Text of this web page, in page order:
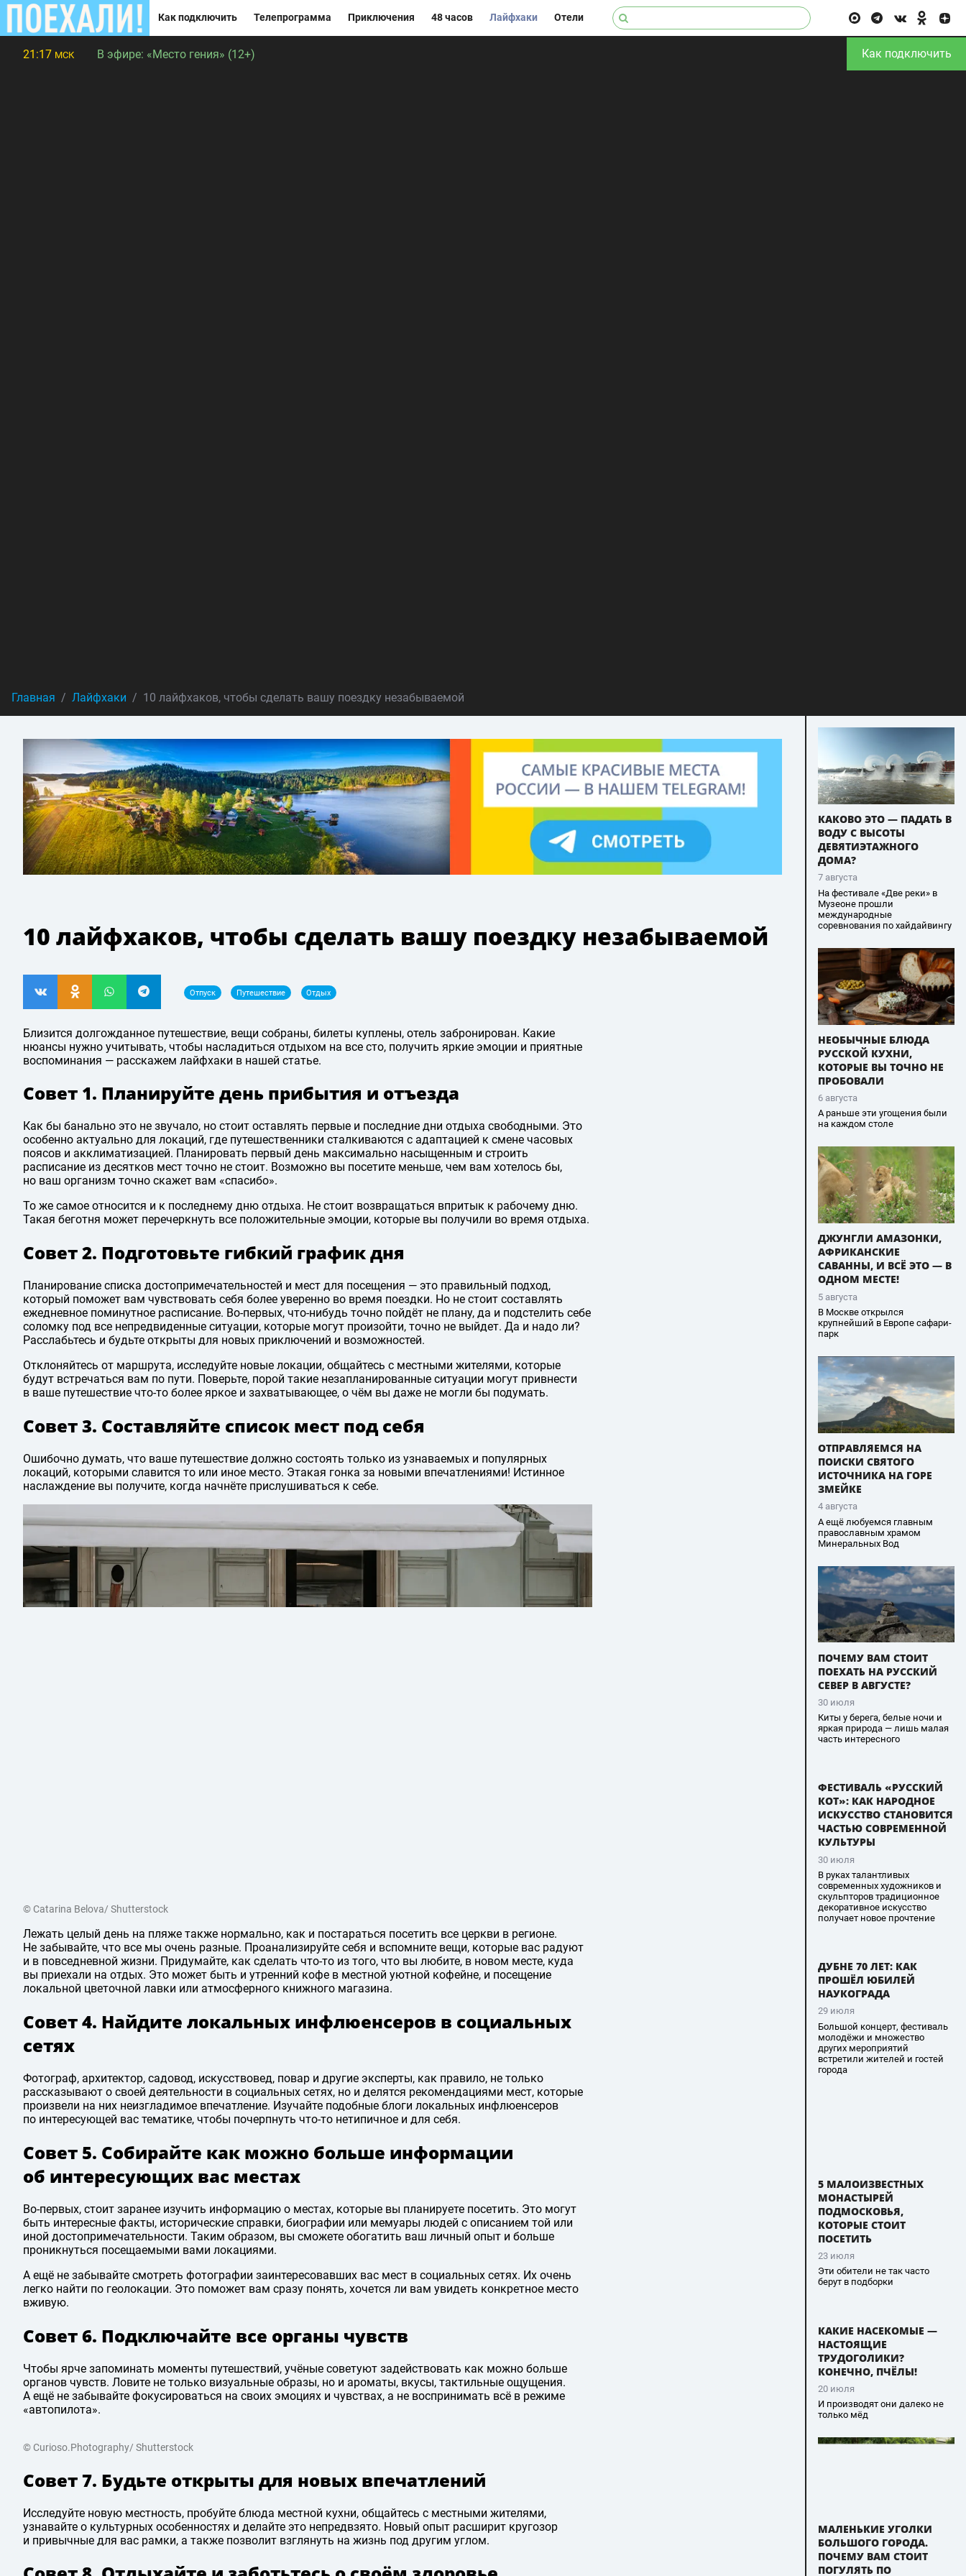
Как подключить Телепрограмма Приключения 48 часов Лайфхаки Отели
21:17 МСК В эфире: «Место гения» (12+) Как подключить
Главная Лайфхаки 10 лайфхаков, чтобы сделать вашу поездку незабываемой
10 лайфхаков, чтобы сделать вашу поездку незабываемой
Отпуск Путешествие Отдых
Близится долгожданное путешествие, вещи собраны, билеты куплены, отель забронирован. Какие
нюансы нужно учитывать, чтобы насладиться отдыхом на все сто, получить яркие эмоции и приятные
воспоминания — расскажем лайфхаки в нашей статье.
Совет 1. Планируйте день прибытия и отъезда
Как бы банально это не звучало, но стоит оставлять первые и последние дни отдыха свободными. Это
особенно актуально для локаций, где путешественники сталкиваются с адаптацией к смене часовых
поясов и акклиматизацией. Планировать первый день максимально насыщенным и строить
расписание из десятков мест точно не стоит. Возможно вы посетите меньше, чем вам хотелось бы,
но ваш организм точно скажет вам «спасибо».
То же самое относится и к последнему дню отдыха. Не стоит возвращаться впритык к рабочему дню.
Такая беготня может перечеркнуть все положительные эмоции, которые вы получили во время отдыха.
Совет 2. Подготовьте гибкий график дня
Планирование списка достопримечательностей и мест для посещения — это правильный подход,
который поможет вам чувствовать себя более уверенно во время поездки. Но не стоит составлять
ежедневное поминутное расписание. Во-первых, что-нибудь точно пойдёт не плану, да и подстелить себе
соломку под все непредвиденные ситуации, которые могут произойти, точно не выйдет. Да и надо ли?
Расслабьтесь и будьте открыты для новых приключений и возможностей.
Отклоняйтесь от маршрута, исследуйте новые локации, общайтесь с местными жителями, которые
будут встречаться вам по пути. Поверьте, порой такие незапланированные ситуации могут привнести
в ваше путешествие что-то более яркое и захватывающее, о чём вы даже не могли бы подумать.
Совет 3. Составляйте список мест под себя
Ошибочно думать, что ваше путешествие должно состоять только из узнаваемых и популярных
локаций, которыми славится то или иное место. Этакая гонка за новыми впечатлениями! Истинное
наслаждение вы получите, когда начнёте прислушиваться к себе.
© Catarina Belova/ Shutterstock
Лежать целый день на пляже также нормально, как и постараться посетить все церкви в регионе.
Не забывайте, что все мы очень разные. Проанализируйте себя и вспомните вещи, которые вас радуют
и в повседневной жизни. Придумайте, как сделать что-то из того, что вы любите, в новом месте, куда
вы приехали на отдых. Это может быть и утренний кофе в местной уютной кофейне, и посещение
локальной цветочной лавки или атмосферного книжного магазина.
Совет 4. Найдите локальных инфлюенсеров в социальных
сетях
Фотограф, архитектор, садовод, искусствовед, повар и другие эксперты, как правило, не только
рассказывают о своей деятельности в социальных сетях, но и делятся рекомендациями мест, которые
произвели на них неизгладимое впечатление. Изучайте подобные блоги локальных инфлюенсеров
по интересующей вас тематике, чтобы почерпнуть что-то нетипичное и для себя.
Совет 5. Собирайте как можно больше информации
об интересующих вас местах
Во-первых, стоит заранее изучить информацию о местах, которые вы планируете посетить. Это могут
быть интересные факты, исторические справки, биографии или мемуары людей с описанием той или
иной достопримечательности. Таким образом, вы сможете обогатить ваш личный опыт и больше
проникнуться посещаемыми вами локациями.
А ещё не забывайте смотреть фотографии заинтересовавших вас мест в социальных сетях. Их очень
легко найти по геолокации. Это поможет вам сразу понять, хочется ли вам увидеть конкретное место
вживую.
Совет 6. Подключайте все органы чувств
Чтобы ярче запоминать моменты путешествий, учёные советуют задействовать как можно больше
органов чувств. Ловите не только визуальные образы, но и ароматы, вкусы, тактильные ощущения.
А ещё не забывайте фокусироваться на своих эмоциях и чувствах, а не воспринимать всё в режиме
«автопилота».
© Curioso.Photography/ Shutterstock
Совет 7. Будьте открыты для новых впечатлений
Исследуйте новую местность, пробуйте блюда местной кухни, общайтесь с местными жителями,
узнавайте о культурных особенностях и делайте это непредвзято. Новый опыт расширит кругозор
и привычные для вас рамки, а также позволит взглянуть на жизнь под другим углом.
КАКОВО ЭТО — ПАДАТЬ В
ВОДУ С ВЫСОТЫ
ДЕВЯТИЭТАЖНОГО
ДОМА?
7 августа
На фестивале «Две реки» в
Музеоне прошли
международные
соревнования по хайдайвингу
НЕОБЫЧНЫЕ БЛЮДА
РУССКОЙ КУХНИ,
КОТОРЫЕ ВЫ ТОЧНО НЕ
ПРОБОВАЛИ
6 августа
А раньше эти угощения были
на каждом столе
ДЖУНГЛИ АМАЗОНКИ,
АФРИКАНСКИЕ
САВАННЫ, И ВСЁ ЭТО — В
ОДНОМ МЕСТЕ!
5 августа
В Москве открылся
крупнейший в Европе сафари-
парк
ОТПРАВЛЯЕМСЯ НА
ПОИСКИ СВЯТОГО
ИСТОЧНИКА НА ГОРЕ
ЗМЕЙКЕ
4 августа
А ещё любуемся главным
православным храмом
Минеральных Вод
ПОЧЕМУ ВАМ СТОИТ
ПОЕХАТЬ НА РУССКИЙ
СЕВЕР В АВГУСТЕ?
30 июля
Киты у берега, белые ночи и
яркая природа — лишь малая
часть интересного
ФЕСТИВАЛЬ «РУССКИЙ
КОТ»: КАК НАРОДНОЕ
ИСКУССТВО СТАНОВИТСЯ
ЧАСТЬЮ СОВРЕМЕННОЙ
КУЛЬТУРЫ
30 июля
В руках талантливых
современных художников и
скульпторов традиционное
декоративное искусство
получает новое прочтение
ДУБНЕ 70 ЛЕТ: КАК
ПРОШЁЛ ЮБИЛЕЙ
НАУКОГРАДА
29 июля
Большой концерт, фестиваль
молодёжи и множество
других мероприятий
встретили жителей и гостей
города
5 МАЛОИЗВЕСТНЫХ
МОНАСТЫРЕЙ
ПОДМОСКОВЬЯ,
КОТОРЫЕ СТОИТ
ПОСЕТИТЬ
23 июля
Эти обители не так часто
берут в подборки
КАКИЕ НАСЕКОМЫЕ —
НАСТОЯЩИЕ
ТРУДОГОЛИКИ?
КОНЕЧНО, ПЧЁЛЫ!
20 июля
И производят они далеко не
только мёд
МАЛЕНЬКИЕ УГОЛКИ
БОЛЬШОГО ГОРОДА.
ПОЧЕМУ ВАМ СТОИТ
ПОГУЛЯТЬ ПО